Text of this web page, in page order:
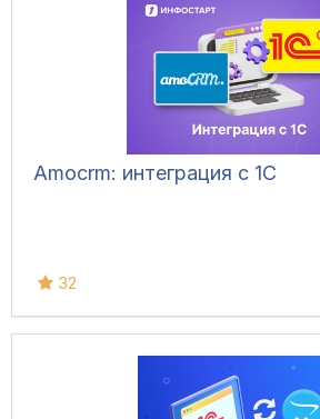
Amocrm: интеграция с 1С
32